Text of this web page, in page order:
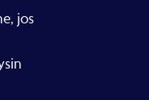
jos